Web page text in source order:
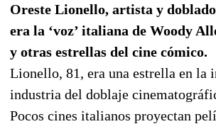
Oreste Lionello, artista y
era la ‘voz’ italiana de Woody
y otras estrellas del cine cómico.
Lionello, 81, era una estrella en la
industria del doblaje
Pocos cines italianos proyectan